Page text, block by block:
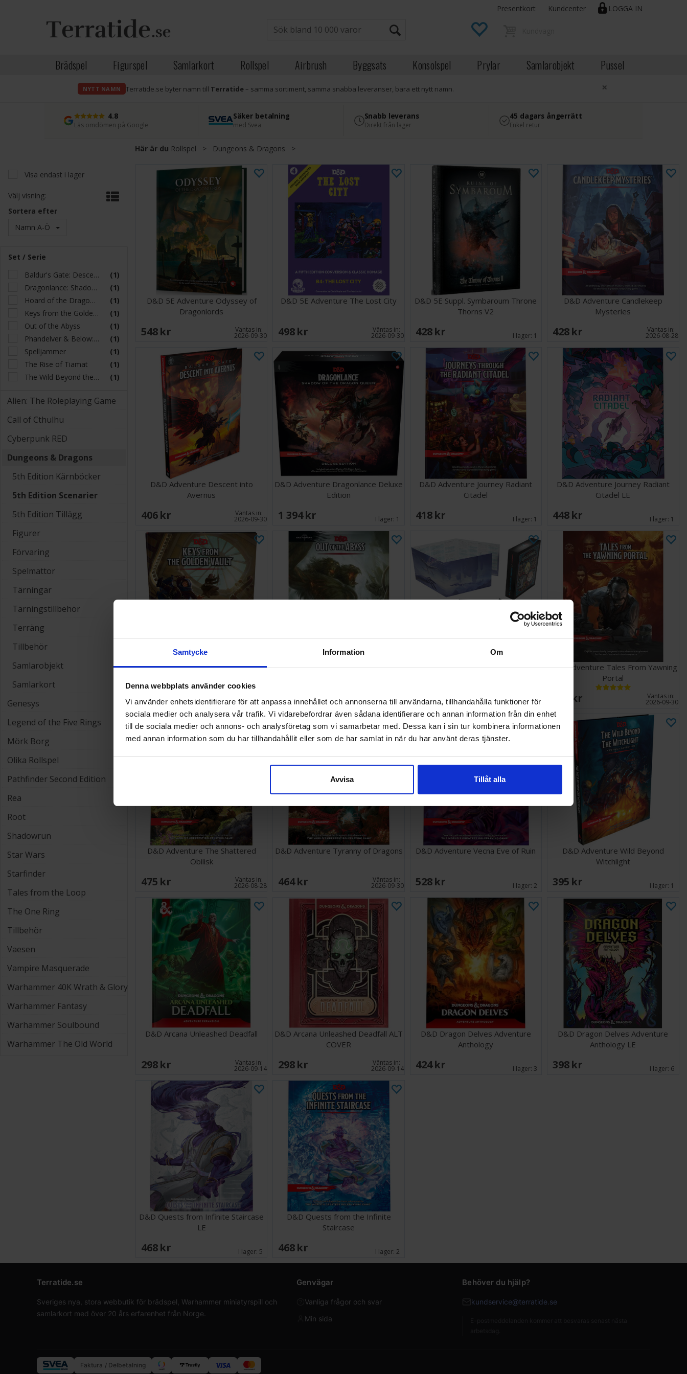
Samtycke Information Om
Denna webbplats använder cookies
Vi använder enhetsidentifierare för att anpassa innehållet och annonserna till användarna, tillhandahålla funktioner för
sociala medier och analysera vår trafik. Vi vidarebefordrar även sådana identifierare och annan information från din enhet
till de sociala medier och annons- och analysföretag som vi samarbetar med. Dessa kan i sin tur kombinera informationen
med annan information som du har tillhandahållit eller som de har samlat in när du har använt deras tjänster.
Avvisa Tillåt alla
LOGGA IN
Presentkort Kundcenter
Brädspel Figurspel Samlarkort Rollspel Airbrush Byggsats Konsolspel Prylar Samlarobjekt Pussel
NYTT NAMN Terratide.se byter namn till Terratide– samma sortiment, samma snabba leveranser, bara ett nytt namn. ×
4.8
Läs omdömen på Google
Säker betalning
med Svea
Snabb leverans
Direkt från lager
45 dagars ångerrätt
Enkel retur
Här är du Rollspel > Dungeons & Dragons >
Visa endast i lager
Välj visning:
Sortera efter
Namn A-Ö
Set / Serie
Baldur's Gate: Descent into Avernus
(1)
Dragonlance: Shadow of the Dragon Queen
(1)
Hoard of the Dragon Queen
(1)
Keys from the Golden Vault
(1)
Out of the Abyss
(1)
Phandelver & Below: The Shattered Obelisk
(1)
Spelljammer
(1)
The Rise of Tiamat
(1)
The Wild Beyond the Witchlight
(1)
Alien: The Roleplaying Game
Call of Cthulhu
Cyberpunk RED
Dungeons & Dragons
5th Edition Kärnböcker
5th Edition Scenarier
5th Edition Tillägg
Figurer
Förvaring
Spelmattor
Tärningar
Tärningstillbehör
Terräng
Tillbehör
Samlarobjekt
Samlarkort
Genesys
Legend of the Five Rings
Mörk Borg
Olika Rollspel
Pathfinder Second Edition
Rea
Root
Shadowrun
Star Wars
Starfinder
Tales from the Loop
The One Ring
Tillbehör
Vaesen
Vampire Masquerade
Warhammer 40K Wrath & Glory
Warhammer Fantasy
Warhammer Soulbound
Warhammer The Old World
D&D 5E Adventure Odyssey of
Dragonlords
548 SEK Väntas in:
2026-09-30
D&D 5E Adventure The Lost City
498 SEK Väntas in:
2026-09-30
D&D 5E Suppl. Symbaroum Throne
Thorns V2
428 SEK I lager: 1
D&D Adventure Candlekeep
Mysteries
428 SEK Väntas in:
2026-08-28
D&D Adventure Descent into
Avernus
406 SEK Väntas in:
2026-09-30
D&D Adventure Dragonlance Deluxe
Edition
1 394 SEK I lager: 1
D&D Adventure Journey Radiant
Citadel
418 SEK I lager: 1
D&D Adventure Journey Radiant
Citadel LE
448 SEK I lager: 1
D&D Adventure Keys Golden Vault
428 SEK I lager: 1
D&D Adventure Out of the Abyss
404 SEK 2026-09-30
D&D Adventure Spelljammer Limited
694 SEK I lager:1
D&D Adventure Tales From Yawning
Portal
448 SEK Väntas in:
2026-09-30
D&D Adventure The Shattered
Obilisk
475 SEK Väntas in:
2026-08-28
D&D Adventure Tyranny of Dragons
464 SEK Väntas in:
2026-09-30
D&D Adventure Vecna Eve of Ruin
528 SEK I lager: 2
D&D Adventure Wild Beyond
Witchlight
395 SEK I lager: 1
D&D Arcana Unleashed Deadfall
298 SEK Väntas in:
2026-09-14
D&D Arcana Unleashed Deadfall ALT
COVER
298 SEK Väntas in:
2026-09-14
D&D Dragon Delves Adventure
Anthology
424 SEK I lager: 3
D&D Dragon Delves Adventure
Anthology LE
398 SEK I lager: 6
D&D Quests from Infinite Staircase
LE
468 SEK I lager: 5
D&D Quests from the Infinite
Staircase
468 SEK I lager:2
Terratide.se
Sveriges nya, stora webbutik för brädspel, Warhammer miniatyrspill och
samlarkort med över 20 års erfarenhet från Norge.
Genvägar
Vanliga frågor och svar
Min sida
Behöver du hjälp?
kundservice@terratide.se
Faktura / Delbetalning